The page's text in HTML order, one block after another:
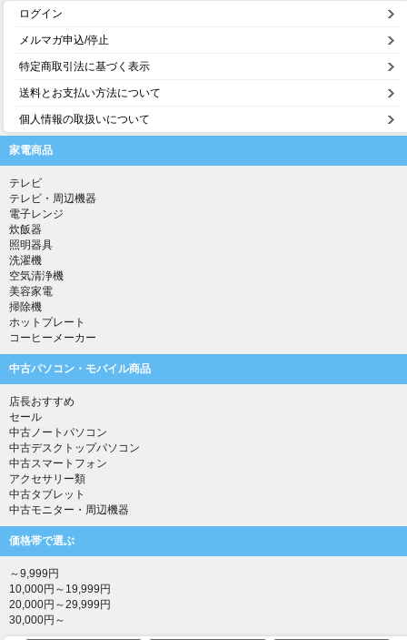
ログイン
メルマガ申込/停止
特定商取引法に基づく表示
送料とお支払い方法について
個人情報の取扱いについて
家電商品
テレビ
テレビ・周辺機器
電子レンジ
炊飯器
照明器具
洗濯機
空気清浄機
美容家電
掃除機
ホットプレート
コーヒーメーカー
中古パソコン・モバイル商品
店長おすすめ
セール
中古ノートパソコン
中古デスクトップパソコン
中古スマートフォン
アクセサリー類
中古タブレット
中古モニター・周辺機器
価格帯で選ぶ
～9,999円
10,000円～19,999円
20,000円～29,999円
30,000円～